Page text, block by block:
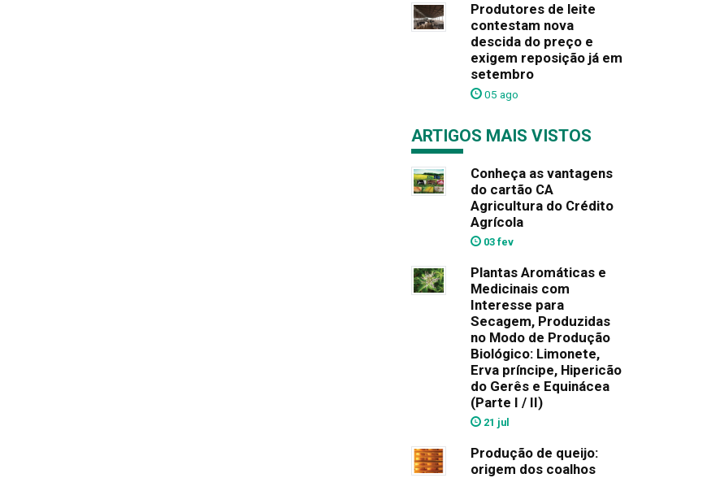
Produtores de leite
contestam nova
descida do preço e
exigem reposição já em
setembro
05 ago
ARTIGOS MAIS VISTOS
Conheça as vantagens
do cartão CA
Agricultura do Crédito
Agrícola
03 fev
Plantas Aromáticas e
Medicinais com
Interesse para
Secagem, Produzidas
no Modo de Produção
Biológico: Limonete,
Erva príncipe, Hipericão
do Gerês e Equinácea
(Parte I / II)
21 jul
Produção de queijo:
origem dos coalhos